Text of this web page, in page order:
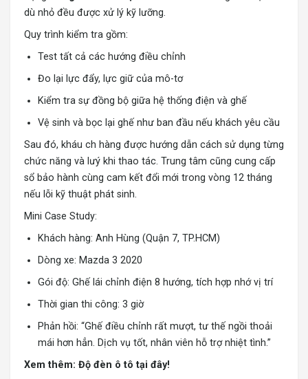
dù nhỏ đều được xử lý kỹ lưỡng.
Quy trình kiểm tra gồm:
Test tất cả các hướng điều chỉnh
Đo lại lực đẩy, lực giữ của mô-tơ
Kiểm tra sự đồng bộ giữa hệ thống điện và ghế
Vệ sinh và bọc lại ghế như ban đầu nếu khách yêu cầu
Sau đó, kháu ch hàng được hướng dẫn cách sử dụng từng
chức năng và lưý khi thao tác. Trung tâm cũng cung cấp
sổ bảo hành cùng cam kết đổi mới trong vòng 12 tháng
nếu lỗi kỹ thuật phát sinh.
Mini Case Study:
Khách hàng: Anh Hùng (Quận 7, TP.HCM)
Dòng xe: Mazda 3 2020
Gói độ: Ghế lái chỉnh điện 8 hướng, tích hợp nhớ vị trí
Thời gian thi công: 3 giờ
Phản hồi: “Ghế điều chỉnh rất mượt, tư thế ngồi thoải
mái hơn hẳn. Dịch vụ tốt, nhân viên hỗ trợ nhiệt tình.”
Xem thêm: Độ đèn ô tô tại đây!